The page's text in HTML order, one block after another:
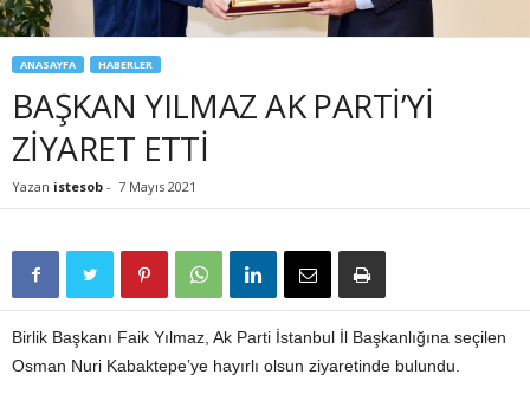
ANASAYFA HABERLER
BAŞKAN YILMAZ AK PARTİ’Yİ
ZİYARET ETTİ
Yazan istesob - 7 Mayıs 2021
Birlik Başkanı Faik Yılmaz, Ak Parti İstanbul İl Başkanlığına seçilen
Osman Nuri Kabaktepe’ye hayırlı olsun ziyaretinde bulundu.